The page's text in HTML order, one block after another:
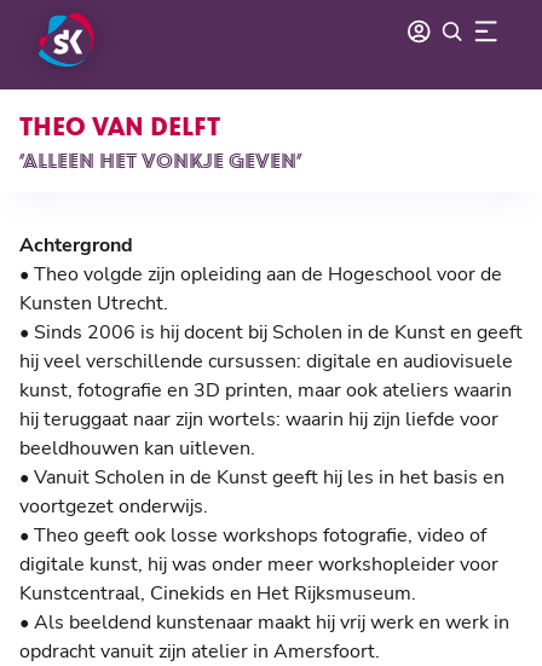
THEO VAN DELFT
‘ALLEEN HET VONKJE GEVEN’
Achtergrond
• Theo volgde zijn opleiding aan de Hogeschool voor de
Kunsten Utrecht.
• Sinds 2006 is hij docent bij Scholen in de Kunst en geeft
hij veel verschillende cursussen: digitale en audiovisuele
kunst, fotografie en 3D printen, maar ook ateliers waarin
hij teruggaat naar zijn wortels: waarin hij zijn liefde voor
beeldhouwen kan uitleven.
• Vanuit Scholen in de Kunst geeft hij les in het basis en
voortgezet onderwijs.
• Theo geeft ook losse workshops fotografie, video of
digitale kunst, hij was onder meer workshopleider voor
Kunstcentraal, Cinekids en Het Rijksmuseum.
• Als beeldend kunstenaar maakt hij vrij werk en werk in
opdracht vanuit zijn atelier in Amersfoort.